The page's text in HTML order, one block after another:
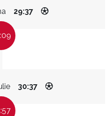
29:37
30:37